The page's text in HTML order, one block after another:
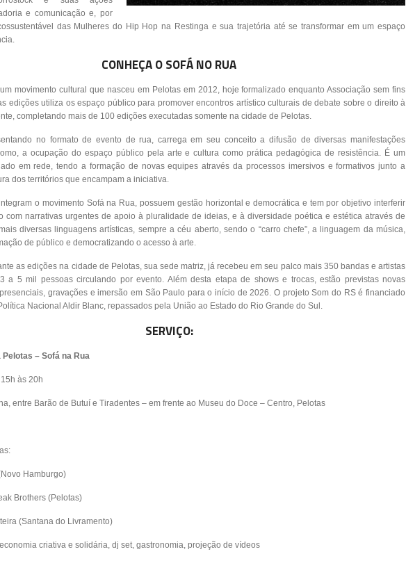
e comunicação e, por
das Mulheres do Hip Hop na Restinga e sua trajetória até se transformar em um espaço
CONHEÇA O SOFÁ NO RUA
movimento cultural que nasceu em Pelotas em 2012, hoje formalizado enquanto Associação sem fins
edições utiliza os espaço público para promover encontros artístico culturais de debate sobre o direito à
completando mais de 100 edições executadas somente na cidade de Pelotas.
no formato de evento de rua, carrega em seu conceito a difusão de diversas manifestações
a ocupação do espaço público pela arte e cultura como prática pedagógica de resistência. É um
em rede, tendo a formação de novas equipes através da processos imersivos e formativos junto a
dos territórios que encampam a iniciativa.
o movimento Sofá na Rua, possuem gestão horizontal e democrática e tem por objetivo interferir
com narrativas urgentes de apoio à pluralidade de ideias, e à diversidade poética e estética através de
diversas linguagens artísticas, sempre a céu aberto, sendo o “carro chefe”, a linguagem da música,
de público e democratizando o acesso à arte.
as edições na cidade de Pelotas, sua sede matriz, já recebeu em seu palco mais 350 bandas e artistas
a 5 mil pessoas circulando por evento. Além desta etapa de shows e trocas, estão previstas novas
gravações e imersão em São Paulo para o início de 2026. O projeto Som do RS é financiado
Nacional Aldir Blanc, repassados pela União ao Estado do Rio Grande do Sul.
SERVIÇO:
Pelotas – Sofá na Rua
às 20h
entre Barão de Butuí e Tiradentes – em frente ao Museu do Doce – Centro, Pelotas
Hamburgo)
Brothers (Pelotas)
(Santana do Livramento)
criativa e solidária, dj set, gastronomia, projeção de vídeos